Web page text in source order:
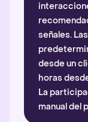
señales.
desde un
horas
La
manual del